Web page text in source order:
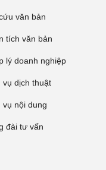
văn bản
tích văn bản
lý doanh nghiệp
vụ dịch thuật
vụ nội dung
đài tư vấn